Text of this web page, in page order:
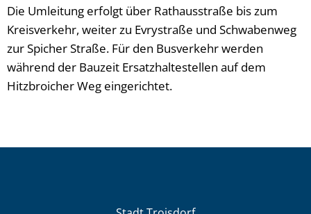
Die Umleitung erfolgt über Rathausstraße bis zum
Kreisverkehr, weiter zu Evrystraße und Schwabenweg
zur Spicher Straße. Für den Busverkehr werden
während der Bauzeit Ersatzhaltestellen auf dem
Hitzbroicher Weg eingerichtet.